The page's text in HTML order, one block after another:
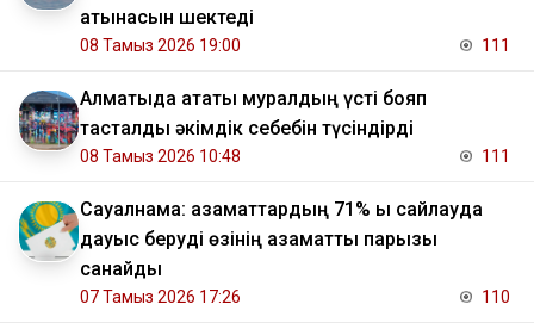
қатынасын шектеді
08 Тамыз 2026 19:00 111
Алматыда атақты муралдың үсті бояп
тасталды әкімдік себебін түсіндірді
08 Тамыз 2026 10:48 111
Сауалнама: азаматтардың 71% ы сайлауда
дауыс беруді өзінің азаматтық парызы
санайды
07 Тамыз 2026 17:26 110